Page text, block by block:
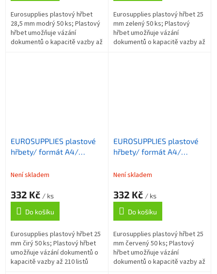
Eurosupplies plastový hřbet
28,5 mm modrý 50 ks; Plastový
hřbet umožňuje vázání
dokumentů o kapacitě vazby až
Eurosupplies plastový hřbet 25
mm zelený 50 ks; Plastový
hřbet umožňuje vázání
dokumentů o kapacitě vazby až
EUROSUPPLIES plastové
hřbety/ formát A4/
Není skladem
332 Kč / ks
Do košíku
Eurosupplies plastový hřbet 25
mm čirý 50 ks; Plastový hřbet
umožňuje vázání dokumentů o
kapacitě vazby až 210 listů
EUROSUPPLIES plastové
hřbety/ formát A4/
Není skladem
332 Kč / ks
Do košíku
Eurosupplies plastový hřbet 25
mm červený 50 ks; Plastový
hřbet umožňuje vázání
dokumentů o kapacitě vazby až